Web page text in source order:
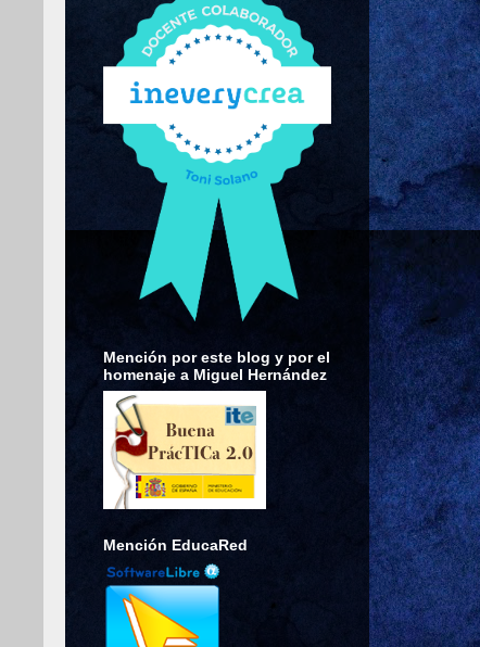
Mención por este blog y por el
homenaje a Miguel Hernández
Mención EducaRed